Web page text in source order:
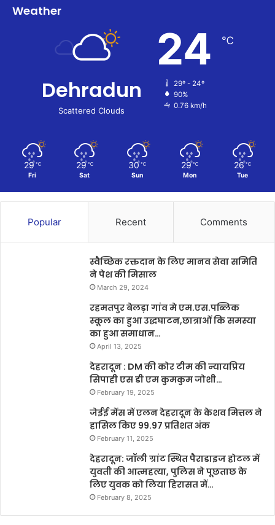
Weather
Dehradun
Scattered Clouds
24 ℃
29º - 24º
90%
0.76 km/h
29 ℃
Fri
29 ℃
Sat
30 ℃
Sun
29 ℃
Mon
26 ℃
Tue
Popular Recent Comments
स्वैच्छिक रक्तदान के लिए मानव सेवा समिति
ने पेश की मिसाल
March 29, 2024
रहमतपुर बेलड़ा गांव मे एम.एस.पब्लिक
स्कूल का हुआ उद्धघाटन,छात्राओं कि समस्या
का हुआ समाधान…
April 13, 2025
देहरादून : DM की कोर टीम की न्यायप्रिय
सिपाही एस डी एम कुमकुम जोशी…
February 19, 2025
जेईई मेंस में एलन देहरादून के केशव मित्तल ने
हासिल किए 99.97 प्रतिशत अंक
February 11, 2025
देहरादून: जॉली ग्रांट स्थित पैराडाइज होटल में
युवती की आत्महत्या, पुलिस ने पूछताछ के
लिए युवक को लिया हिरासत में…
February 8, 2025